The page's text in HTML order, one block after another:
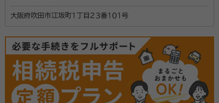
大阪府吹田市江坂町１丁目２３番１０１号